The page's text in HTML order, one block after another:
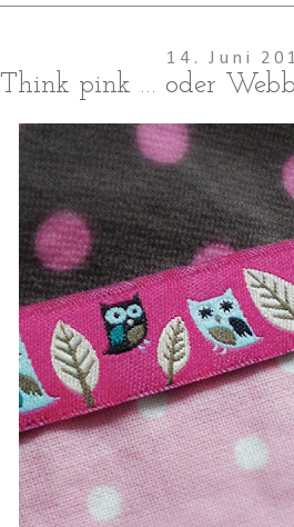
14. Juni
Think pink … oder